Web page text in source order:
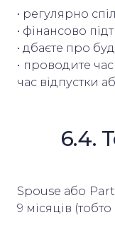
• регулярно
• фінансово
• дбаєте про
• проводите
час відпустки
6.4.
Spouse або
9 місяців (тобто